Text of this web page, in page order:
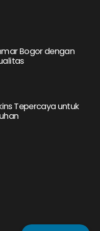
Bogor dengan
Tepercaya untuk